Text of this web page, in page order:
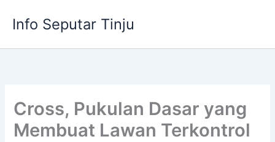
Info Seputar Tinju
Cross, Pukulan Dasar yang
Membuat Lawan Terkontrol